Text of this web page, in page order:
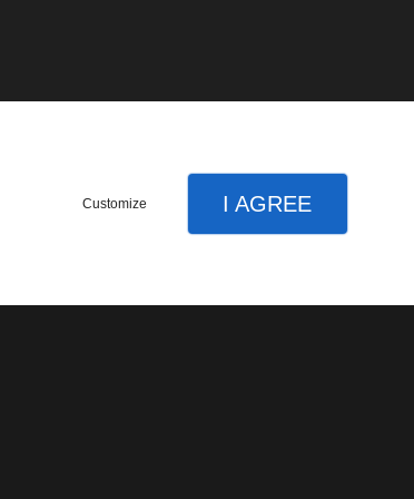
Customize I AGREE